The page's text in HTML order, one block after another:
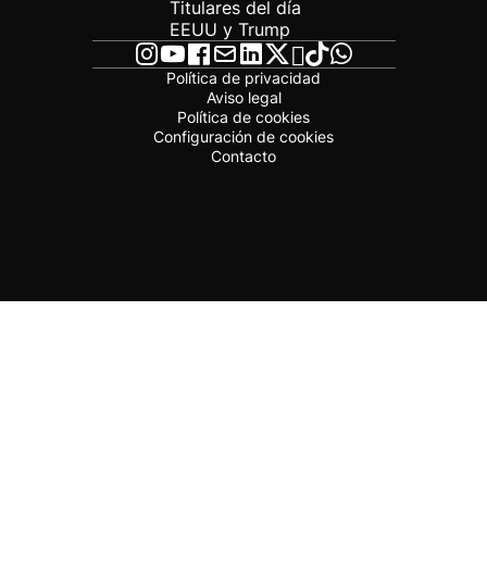
Titulares del día
EEUU y Trump
Política de privacidad
Aviso legal
Política de cookies
Configuración de cookies
Contacto